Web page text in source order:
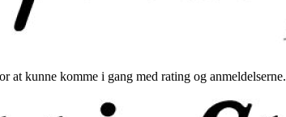
at kunne komme i gang med rating og anmeldelserne.